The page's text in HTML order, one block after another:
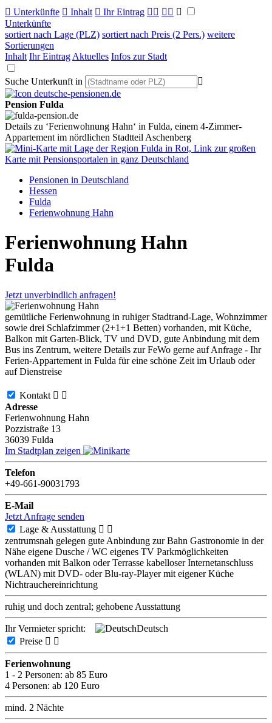
 Unterkünfte  Inhalt  Ihr Eintrag   
Unterkünfte
sortiert nach Lage (PLZ) sortiert nach Preis (2 Pers.) weitere
Sortierungen
Inhalt Ihr Eintrag Aktuelles Infos zur Stadt
Suche Unterkunft in 
Pension Fulda
Details zu ‘Ferienwohnung Hahn‘ in Fulda, einem 4-Zimmer-
Appartement im nördlichen Stadtteil Aschenberg
Pensionen in Deutschland
Hessen
Fulda
Ferienwohnung Hahn
Ferienwohnung Hahn
Fulda
Jetzt unverbindlich anfragen!
gemütliche Ferienwohnung in ruhiger Stadtrand-Lage, Wohnzimmer
sowie drei Schlafzimmer (2+1+1 Betten) vorhanden, mit Küche,
Balkon mit Garten-Blick, TV und DVD, gute Anbindung mit dem
Bus ins Zentrum, weitere Details zur FeWo gerne auf Anfrage - Ihr
Ferien-Appartement in Fulda für eine schöne Zeit im Urlaub oder
auf Dienstreise
Kontakt  
Adresse
Ferienwohnung Hahn
Pozzistraße 13
36039 Fulda
Im Stadtplan zeigen
Telefon
+49-661-90031793
E-Mail
Jetzt Anfrage senden
Lage & Ausstattung  
zentrumsnah gelegen gute Anbindung zur Bahn Gastronomie in der
Nähe eigene Dusche / WC eigenes TV Parkmöglichkeiten
vorhanden mit Balkon oder Terrasse kabelloser Internetanschluss
(WLAN) mit DVD- oder Blu-ray-Player mit eigener Küche
Nichtrauchereinrichtung
ruhig und doch zentral; gehobene Ausstattung
Ihr Vermieter spricht:
Deutsch
Preise  
Ferienwohnung
1 - 2 Personen: ab 85 Euro
4 Personen: ab 120 Euro
mind. 2 Nächte